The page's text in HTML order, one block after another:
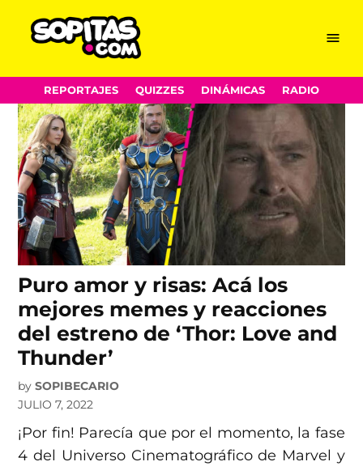
content
Menu
REPORTAJES QUIZZES DINÁMICAS RADIO
Thor
Puro amor y risas: Acá los
mejores memes y reacciones
del estreno de ‘Thor: Love and
Thunder’
by SOPIBECARIO
JULIO 7, 2022
¡Por fin! Parecía que por el momento, la fase
4 del Universo Cinematográfico de Marvel y